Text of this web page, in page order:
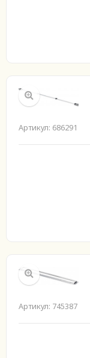
Артикул: 686291
Артикул: 745387